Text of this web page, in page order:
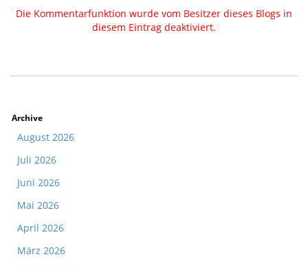
Die Kommentarfunktion wurde vom Besitzer dieses Blogs in
diesem Eintrag deaktiviert.
Archive
August 2026
Juli 2026
Juni 2026
Mai 2026
April 2026
März 2026